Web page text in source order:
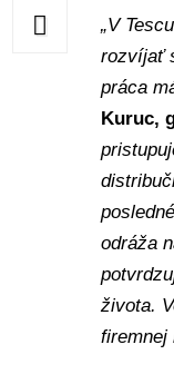
„V
rozvíjať
práca
Kuruc,
odráža
života.
firemnej